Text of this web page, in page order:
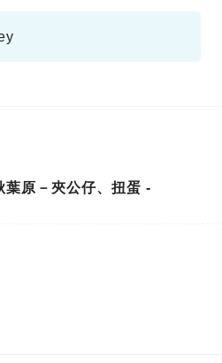
葉原－夾公仔、扭蛋 -